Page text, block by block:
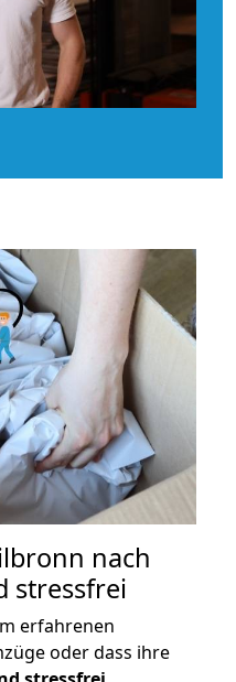
nach
stressfrei
erfahrenen
oder dass ihre